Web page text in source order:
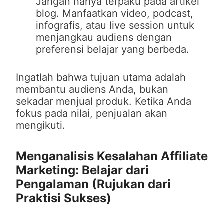
blog. Manfaatkan video, podcast,
infografis, atau live session untuk
menjangkau audiens dengan
preferensi belajar yang berbeda.
Ingatlah bahwa tujuan utama adalah
membantu audiens Anda, bukan
sekadar menjual produk. Ketika Anda
fokus pada nilai, penjualan akan
mengikuti.
Menganalisis Kesalahan Affiliate
Marketing: Belajar dari
Pengalaman (Rujukan dari
Praktisi Sukses)